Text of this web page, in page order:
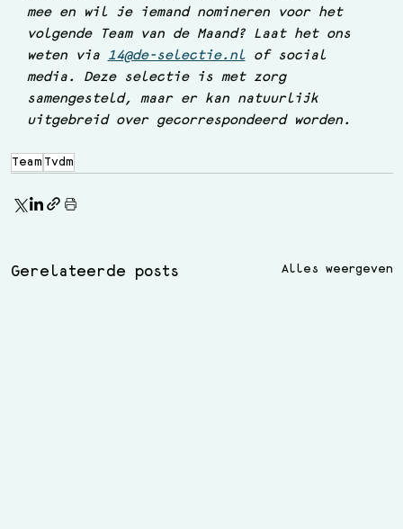
mee en wil je iemand nomineren voor het
volgende Team van de Maand? Laat het ons
weten via 14@de-selectie.nl of social
media. Deze selectie is met zorg
samengesteld, maar er kan natuurlijk
uitgebreid over gecorrespondeerd worden.
Team Tvdm
Gerelateerde posts Alles weergeven